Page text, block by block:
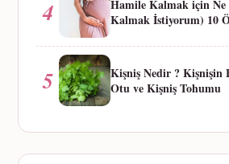
4
Hamile Kalmak için Ne
Kalmak İstiyorum) 10
5
Kişniş Nedir ? Kişnişin
Otu ve Kişniş Tohumu